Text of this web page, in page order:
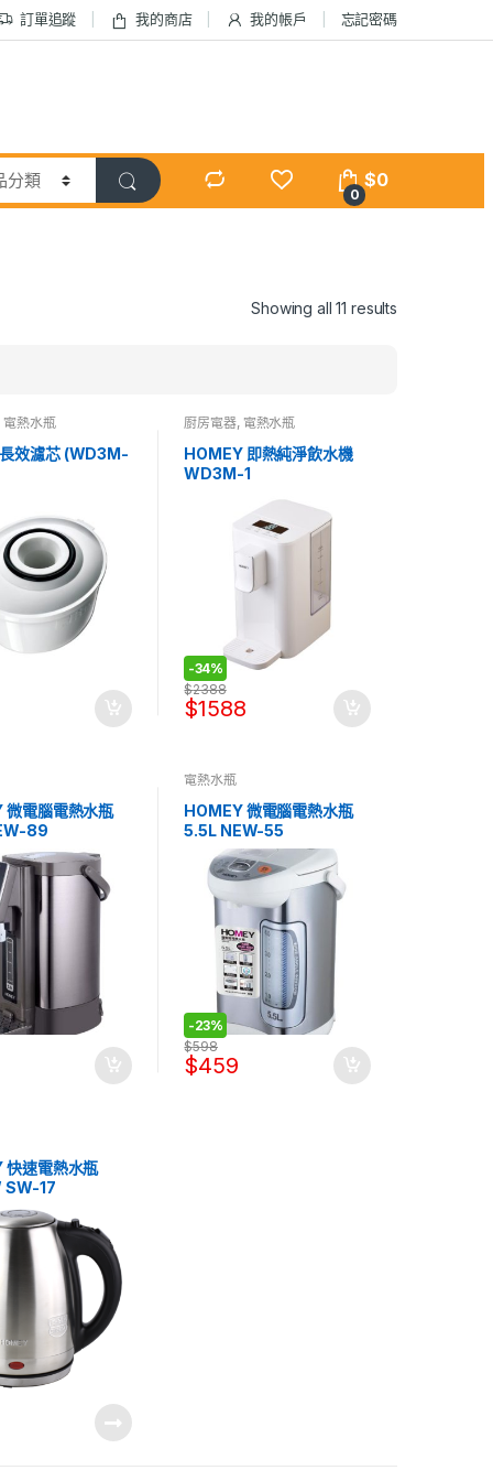
訂單追蹤 我的商店 我的帳戶 忘記密碼
0
$0
Showing all 11 results
電熱水瓶
效濾芯 (WD3M-
廚房電器, 電熱水瓶
HOMEY 即熱純淨飲水機
WD3M-1
-34%
$1588
$2388
微電腦電熱水瓶
89
電熱水瓶
HOMEY 微電腦電熱水瓶
5.5L NEW-55
-23%
$459
$598
快速電熱水瓶
17